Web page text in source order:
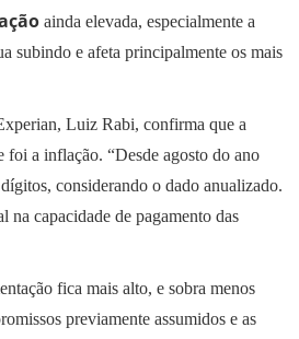
ainda elevada, especialmente a
subindo e afeta principalmente os mais
Luiz Rabi, confirma que a
foi a inflação. “Desde agosto do ano
considerando o dado anualizado.
na capacidade de pagamento das
fica mais alto, e sobra menos
previamente assumidos e as